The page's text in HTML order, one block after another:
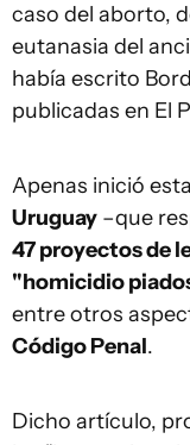
caso del aborto,
eutanasia del
había escrito
publicadas en El
Apenas inició
Uruguay –que
47 proyectos de
"homicidio
entre otros
Código Penal.
Dicho artículo,